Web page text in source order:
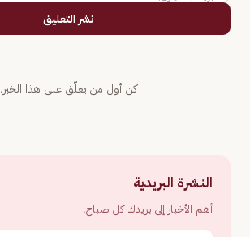
نشر التعليق
كن أول من يعلّق على هذا الخبر.
النشرة البريدية
أهم الأخبار إلى بريدك كل صباح.